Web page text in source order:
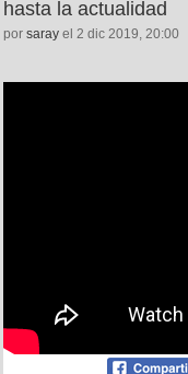
hasta la actualidad
por saray el 2 dic 2019, 20:00